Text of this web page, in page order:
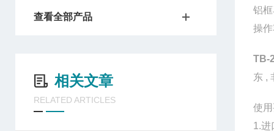
查看全部产品
相关文章
RELATED ARTICLES
铝
操
TB-
东 ,
使
1.进